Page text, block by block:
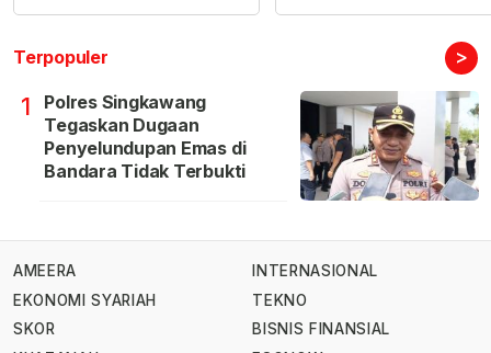
Terpopuler >
1
Polres Singkawang
Tegaskan Dugaan
Penyelundupan Emas di
Bandara Tidak Terbukti
AMEERA
EKONOMI SYARIAH
SKOR
INTERNASIONAL
TEKNO
BISNIS FINANSIAL